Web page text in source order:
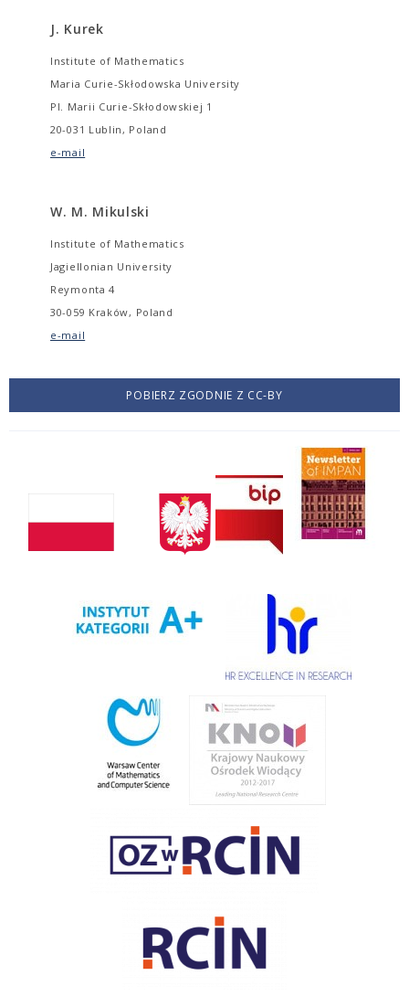
J. Kurek
Institute of Mathematics
Maria Curie-Skłodowska University
Pl. Marii Curie-Skłodowskiej 1
20-031 Lublin, Poland
e-mail
W. M. Mikulski
Institute of Mathematics
Jagiellonian University
Reymonta 4
30-059 Kraków, Poland
e-mail
POBIERZ ZGODNIE Z CC-BY